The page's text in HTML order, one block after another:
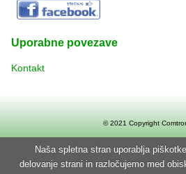
Uporabne povezave
Kontakt
© 2021 Copyright
Naša spletna stran uporablja
delovanje strani in razločujemo med